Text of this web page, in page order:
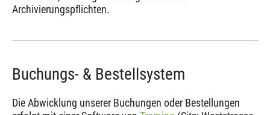
Archivierungspflichten.
Buchungs- & Bestellsystem
Die Abwicklung unserer Buchungen oder Bestellungen